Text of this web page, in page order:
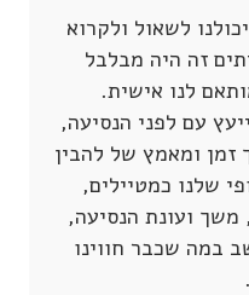
לשאול ולקרוא
זה היה מבלבל
לנו אישית.
עם לפני הנסיעה,
זמן ומאמץ של להבין
שלנו כמטיילים,
ועונת הנסיעה,
במה שכבר חווינו